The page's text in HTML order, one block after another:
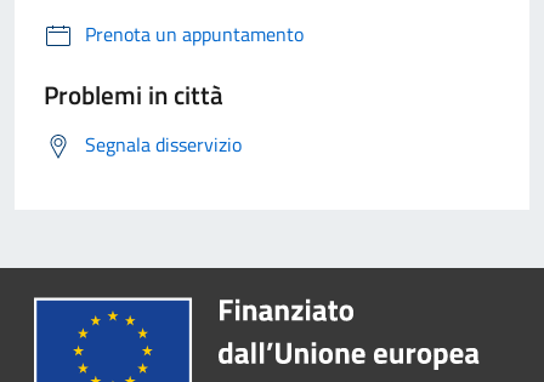
Prenota un appuntamento
Problemi in città
Segnala disservizio